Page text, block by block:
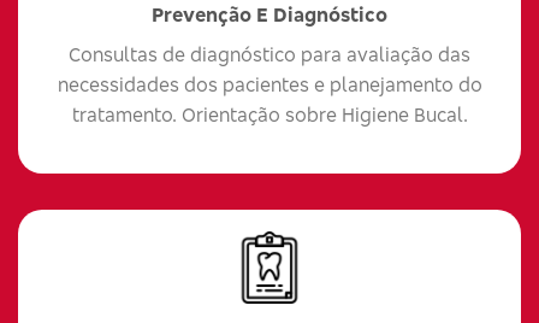
Prevenção E Diagnóstico
Consultas de diagnóstico para avaliação das
necessidades dos pacientes e planejamento do
tratamento. Orientação sobre Higiene Bucal.